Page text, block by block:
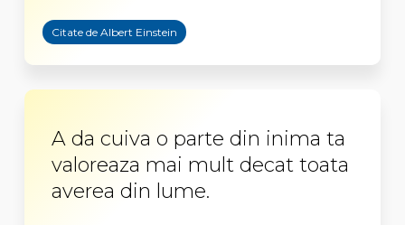
Citate de Albert Einstein
A da cuiva o parte din inima ta
valoreaza mai mult decat toata
averea din lume.